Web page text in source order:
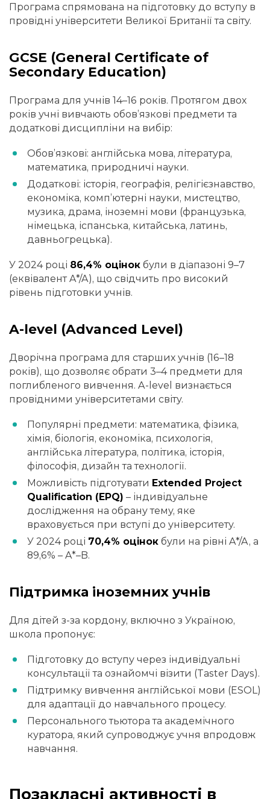
Програма спрямована на підготовку до вступу в
провідні університети Великої Британії та світу.
GCSE (General Certificate of
Secondary Education)
Програма для учнів 14–16 років. Протягом двох
років учні вивчають обов’язкові предмети та
додаткові дисципліни на вибір:
Обов’язкові: англійська мова, література,
математика, природничі науки.
Додаткові: історія, географія, релігієзнавство,
економіка, комп’ютерні науки, мистецтво,
музика, драма, іноземні мови (французька,
німецька, іспанська, китайська, латинь,
давньогрецька).
У 2024 році 86,4% оцінок були в діапазоні 9–7
(еквівалент A*/A), що свідчить про високий
рівень підготовки учнів.
A-level (Advanced Level)
Дворічна програма для старших учнів (16–18
років), що дозволяє обрати 3–4 предмети для
поглибленого вивчення. A-level визнається
провідними університетами світу.
Популярні предмети: математика, фізика,
хімія, біологія, економіка, психологія,
англійська література, політика, історія,
філософія, дизайн та технології.
Можливість підготувати Extended Project
Qualification (EPQ) – індивідуальне
дослідження на обрану тему, яке
враховується при вступі до університету.
У 2024 році 70,4% оцінок були на рівні A*/A, а
89,6% – A*–B.
Підтримка іноземних учнів
Для дітей з-за кордону, включно з Україною,
школа пропонує:
Підготовку до вступу через індивідуальні
консультації та ознайомчі візити (Taster Days).
Підтримку вивчення англійської мови (ESOL)
для адаптації до навчального процесу.
Персонального тьютора та академічного
куратора, який супроводжує учня впродовж
навчання.
Позакласні активності в